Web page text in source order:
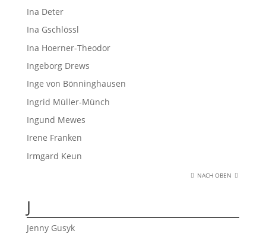
Ina Deter
Ina Gschlössl
Ina Hoerner-Theodor
Ingeborg Drews
Inge von Bönninghausen
Ingrid Müller-Münch
Ingund Mewes
Irene Franken
Irmgard Keun
NACH OBEN
J
Jenny Gusyk